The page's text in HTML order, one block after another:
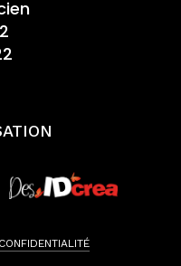
CONFIDENTIALITÉ